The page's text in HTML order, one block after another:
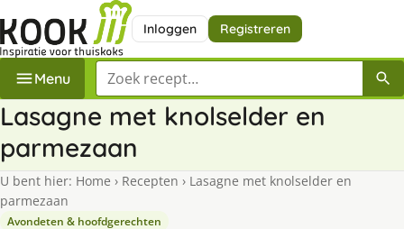
Inloggen Registreren
Menu Zoek een recept
Lasagne met knolselder en
parmezaan
U bent hier: Home › Recepten › Lasagne met knolselder en
parmezaan
Avondeten & hoofdgerechten